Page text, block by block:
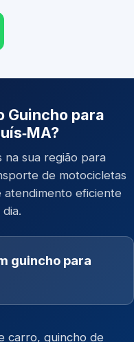
Guincho para
na sua região para
de motocicletas
atendimento eficiente
guincho para
carro, guincho de